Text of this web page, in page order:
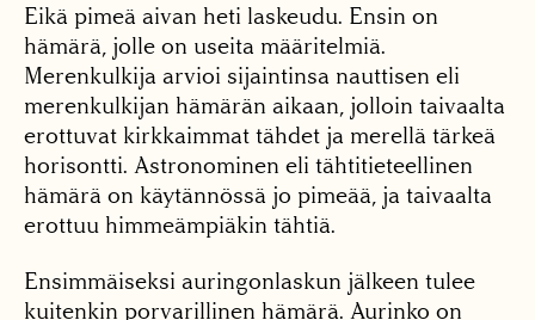
Eikä pimeä aivan heti laskeudu. Ensin on
hämärä, jolle on useita määritelmiä.
Merenkulkija arvioi sijaintinsa nauttisen eli
merenkulkijan hämärän aikaan, jolloin taivaalta
erottuvat kirkkaimmat tähdet ja merellä tärkeä
horisontti. Astronominen eli tähtitieteellinen
hämärä on käytännössä jo pimeää, ja taivaalta
erottuu himmeämpiäkin tähtiä.
Ensimmäiseksi auringonlaskun jälkeen tulee
kuitenkin porvarillinen hämärä. Aurinko on